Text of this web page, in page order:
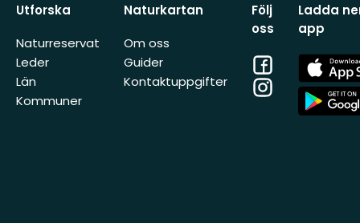
Utforska
Naturreservat
Leder
Län
Kommuner
Naturkartan
Om oss
Guider
Kontaktuppgifter
Följ
oss
Facebook
Instagram
Ladda
app
App
Store
App
Store